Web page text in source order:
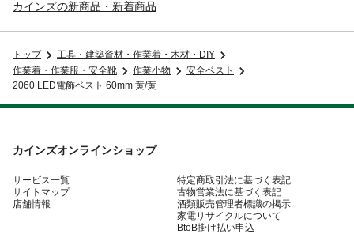
カインズの新商品・新着商品
トップ
工具・建築資材・作業着・木材・DIY
作業着・作業服・安全靴
作業小物
安全ベスト
2060 LED電飾ベスト 60mm 黄/黄
カインズオンラインショップ
サービス一覧
サイトマップ
店舗情報
特定商取引法に基づく表記
古物営業法に基づく表記
酒類販売管理者標識の掲示
家電リサイクルについて
BtoB掛け払い申込